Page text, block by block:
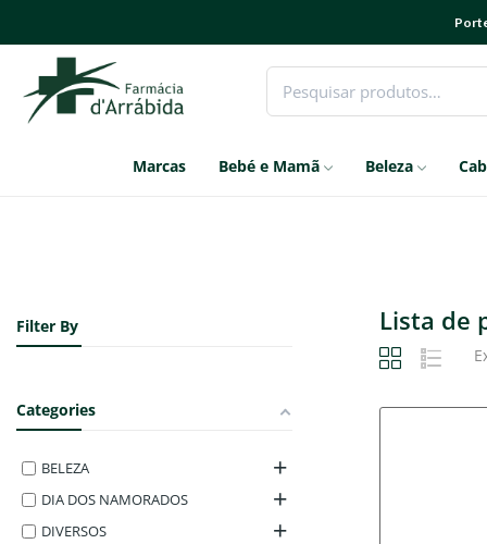
Marcas Bebé e Mamã Beleza
Filter By
Categories
BELEZA
DIA DOS NAMORADOS
DIVERSOS
Lista de